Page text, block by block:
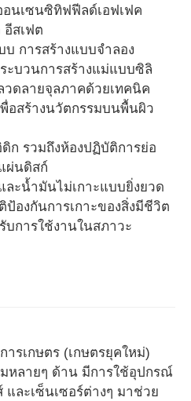
อนเซนซิทิฟฟีลด์เอฟเฟค
อีสเฟต
การสร้างแบบจำลอง
ะบวนการสร้างแม่แบบซิลิ
ดลายจุลภาคด้วยเทคนิค
อสร้างนวัตกรรมบนพื้นผิว
ก รวมถึงห้องปฏิบัติการย่อ
ผ่นดิสก์
ละน้ำมันไม่เกาะแบบยิ่งยวด
องกันการเกาะของสิ่งมีชีวิต
การใช้งานในสภาวะ
ารเกษตร (เกษตรยุคใหม่)
หลายๆ ด้าน มีการใช้อุปกรณ์
และเซ็นเซอร์ต่างๆ มาช่วย